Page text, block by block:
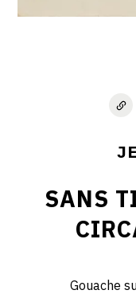
SANS
Gouache